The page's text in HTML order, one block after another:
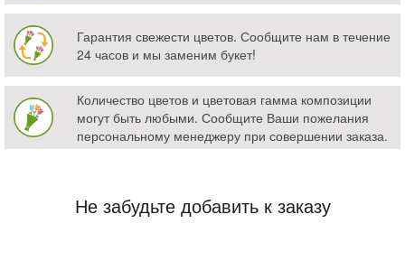
Гарантия свежести цветов. Сообщите нам в течение
24 часов и мы заменим букет!
Количество цветов и цветовая гамма композиции
могут быть любыми. Сообщите Ваши пожелания
персональному менеджеру при совершении заказа.
Не забудьте добавить к заказу